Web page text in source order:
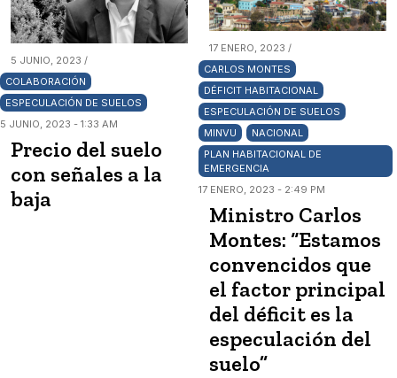
5 JUNIO, 2023 /
COLABORACIÓN
ESPECULACIÓN DE SUELOS
5 JUNIO, 2023 - 1:33 AM
Precio del suelo
con señales a la
baja
17 ENERO, 2023 /
CARLOS MONTES
DÉFICIT HABITACIONAL
ESPECULACIÓN DE SUELOS
MINVU
NACIONAL
PLAN HABITACIONAL DE
EMERGENCIA
17 ENERO, 2023 - 2:49 PM
Ministro Carlos
Montes: “Estamos
convencidos que
el factor principal
del déficit es la
especulación del
suelo”